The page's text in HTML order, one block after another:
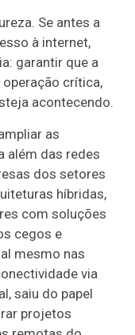
Se antes a
à internet,
garantir que a
crítica,
acontecendo.
as
além das redes
dos setores
híbridas,
com soluções
cegos e
mesmo nas
via
saiu do papel
projetos